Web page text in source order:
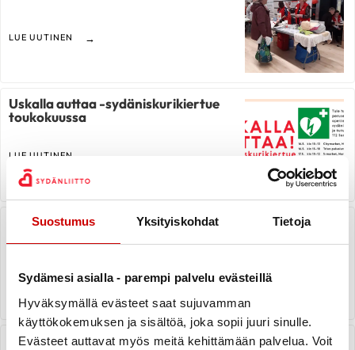
Suostumus Yksityiskohdat Tietoja
Sydämesi asialla - parempi palvelu evästeillä
Hyväksymällä evästeet saat sujuvamman
käyttökokemuksen ja sisältöä, joka sopii juuri sinulle.
Evästeet auttavat myös meitä kehittämään palvelua. Voit
LUE UUTINEN
Uskalla auttaa -sydäniskurikiertue
toukokuussa
LUE UUTINEN
Maiju Törnvallin rahasto
LUE UUTINEN
Sydänilta 12.10